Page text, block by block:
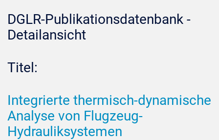
DGLR-Publikationsdatenbank -
Detailansicht
Titel:
Integrierte thermisch-dynamische
Analyse von Flugzeug-
Hydrauliksystemen